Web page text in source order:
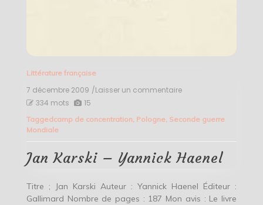
Littérature française
7 décembre 2009 /Laisser un commentaireon
–
334 mots 15
Taggedcamp de concentration, Pologne, Seconde guerre
Mondiale
Jan Karski – Yannick Haenel
Titre ; Jan Karski Auteur : Yannick Haenel Éditeur :
Gallimard Nombre de pages : 187 Mon avis : Le livre